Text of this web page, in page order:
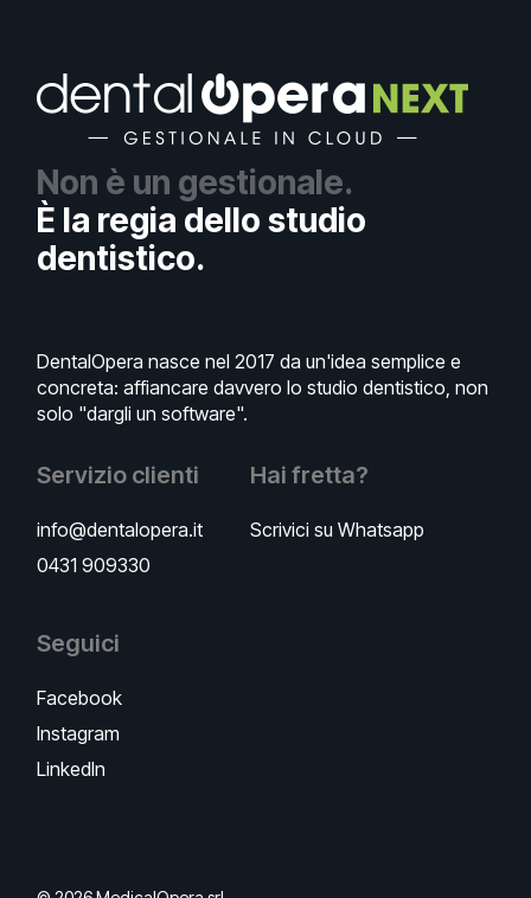
Non è un gestionale.
È la regia dello studio
dentistico.
DentalOpera nasce nel 2017 da un'idea semplice e
concreta: affiancare davvero lo studio dentistico, non
solo "dargli un software".
Servizio clienti
info@dentalopera.it
0431 909330
Hai fretta?
Scrivici su Whatsapp
Seguici
Facebook
Instagram
LinkedIn